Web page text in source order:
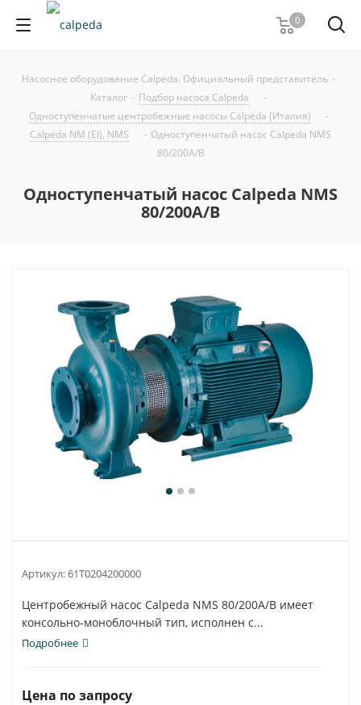
0
Насосное оборудование Calpeda. Официальный представитель -
Каталог - Подбор насоса Calpeda
-
Одноступенчатые центробежные насосы Calpeda (Италия)
-
Calpeda NM (EI), NMS
- Одноступенчатый насос Calpeda NMS
80/200A/B
Одноступенчатый насос Calpeda NMS
80/200A/B
Артикул:61T0204200000
Центробежный насос Calpeda NMS 80/200A/B имеет
консольно-моноблочный тип, исполнен с...
Подробнее
Цена по запросу